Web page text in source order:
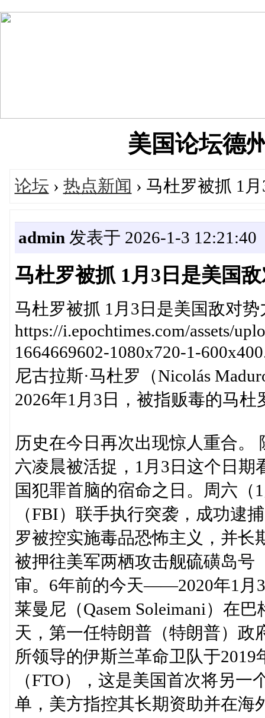
美国论坛德
论坛 › 热点新闻 › 马杜罗被抓 1
admin 发表于 2026-1-3 12:21:40
马杜罗被抓 1月3日是美国
马杜罗被抓 1月3日是美国敌对
https://i.epochtimes.com/assets/
1664669602-1080x720-1-
尼古拉斯·马杜罗（Nicolás
2026年1月3日，被指贩毒的马杜
历史在今日再次出现惊人重合。
六凌晨被活捉，1月3日这个日
国犯罪首脑的宿命之日。周六（
（FBI）联手执行突袭，成功逮
罗被控实施毒品恐怖主义，并长
被押往美军两栖攻击舰硫磺岛号
审。6年前的今天——2020年1月
莱曼尼（Qasem Soleimani）在
天，第一任特朗普（特朗普）政
所领导的伊斯兰革命卫队于
（FTO），这是美国首次将另
单，美方指控其长期资助并在海